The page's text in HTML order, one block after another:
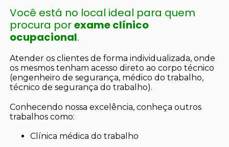
Você está no local ideal para quem
procura porexame clínico
ocupacional.
Atender os clientes de forma individualizada, onde
os mesmos tenham acesso direto ao corpo técnico
(engenheiro de segurança, médico do trabalho,
técnico de segurança do trabalho).
Conhecendo nossa excelência, conheça outros
trabalhos como:
clínica médica do trabalho